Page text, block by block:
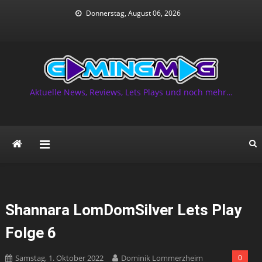
Donnerstag, August 06, 2026
Aktuelle News, Reviews, Lets Plays und noch mehr…
Shannara LomDomSilver Lets Play
Folge 6
Samstag, 1. Oktober 2022 Dominik Lommerzheim 0